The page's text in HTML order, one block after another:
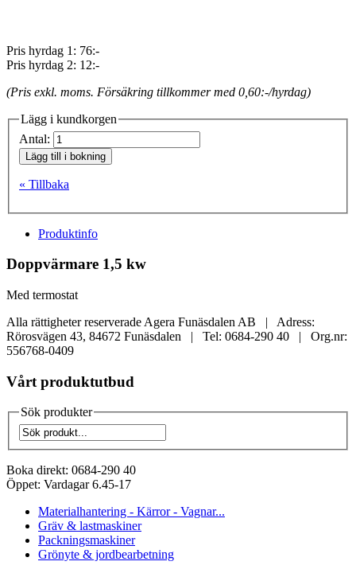
Pris hyrdag 1: 76:-
Pris hyrdag 2: 12:-
(Pris exkl. moms. Försäkring tillkommer med 0,60:-/hyrdag)
Lägg i kundkorgen
Antal:
Lägg till i bokning
« Tillbaka
Produktinfo
Doppvärmare 1,5 kw
Med termostat
Alla rättigheter reserverade Agera Funäsdalen AB | Adress:
Rörosvägen 43, 84672 Funäsdalen | Tel: 0684-290 40 | Org.nr:
556768-0409
Vårt produktutbud
Sök produkter
Boka direkt: 0684-290 40
Öppet: Vardagar 6.45-17
Materialhantering - Kärror - Vagnar...
Gräv & lastmaskiner
Packningsmaskiner
Grönyte & jordbearbetning